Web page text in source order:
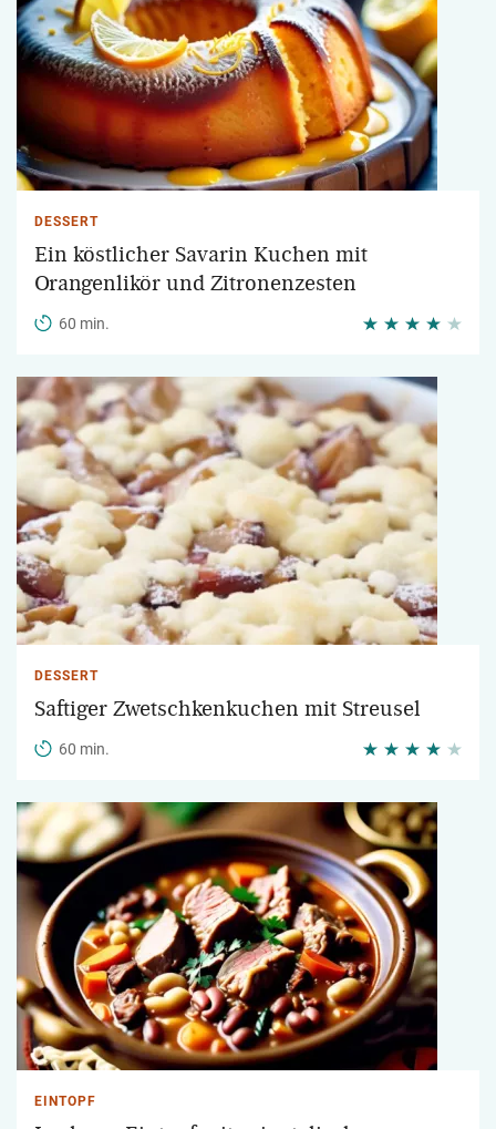
DESSERT
Ein köstlicher Savarin Kuchen mit
Orangenlikör und Zitronenzesten
60 min.
DESSERT
Saftiger Zwetschkenkuchen mit Streusel
60 min.
EINTOPF